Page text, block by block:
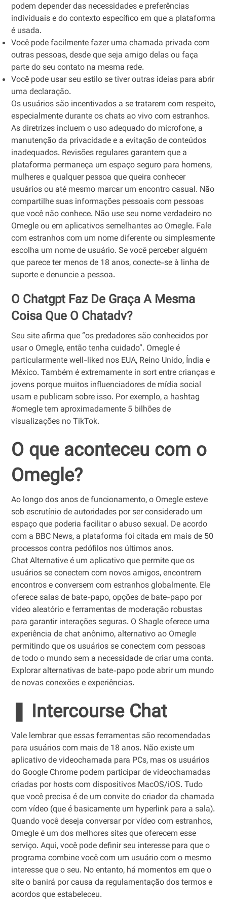
podem depender das necessidades e preferências
individuais e do contexto específico em que a plataforma
é usada.
Você pode facilmente fazer uma chamada privada com
outras pessoas, desde que seja amigo delas ou faça
parte do seu contato na mesma rede.
Você pode usar seu estilo se tiver outras ideias para abrir
uma declaração.
Os usuários são incentivados a se tratarem com respeito,
especialmente durante os chats ao vivo com estranhos.
As diretrizes incluem o uso adequado do microfone, a
manutenção da privacidade e a evitação de conteúdos
inadequados. Revisões regulares garantem que a
plataforma permaneça um espaço seguro para homens,
mulheres e qualquer pessoa que queira conhecer
usuários ou até mesmo marcar um encontro casual. Não
compartilhe suas informações pessoais com pessoas
que você não conhece. Não use seu nome verdadeiro no
Omegle ou em aplicativos semelhantes ao Omegle. Fale
com estranhos com um nome diferente ou simplesmente
escolha um nome de usuário. Se você perceber alguém
que parece ter menos de 18 anos, conecte-se à linha de
suporte e denuncie a pessoa.
O Chatgpt Faz De Graça A Mesma
Coisa Que O Chatadv?
Seu site afirma que “os predadores são conhecidos por
usar o Omegle, então tenha cuidado”. Omegle é
particularmente well-liked nos EUA, Reino Unido, Índia e
México. Também é extremamente in sort entre crianças e
jovens porque muitos influenciadores de mídia social
usam e publicam sobre isso. Por exemplo, a hashtag
#omegle tem aproximadamente 5 bilhões de
visualizações no TikTok.
O que aconteceu com o
Omegle?
Ao longo dos anos de funcionamento, o Omegle esteve
sob escrutínio de autoridades por ser considerado um
espaço que poderia facilitar o abuso sexual. De acordo
com a BBC News, a plataforma foi citada em mais de 50
processos contra pedófilos nos últimos anos.
Chat Alternative é um aplicativo que permite que os
usuários se conectem com novos amigos, encontrem
encontros e conversem com estranhos globalmente. Ele
oferece salas de bate-papo, opções de bate-papo por
vídeo aleatório e ferramentas de moderação robustas
para garantir interações seguras. O Shagle oferece uma
experiência de chat anônimo, alternativo ao Omegle
permitindo que os usuários se conectem com pessoas
de todo o mundo sem a necessidade de criar uma conta.
Explorar alternativas de bate-papo pode abrir um mundo
de novas conexões e experiências.
❚ Intercourse Chat
Vale lembrar que essas ferramentas são recomendadas
para usuários com mais de 18 anos. Não existe um
aplicativo de videochamada para PCs, mas os usuários
do Google Chrome podem participar de videochamadas
criadas por hosts com dispositivos MacOS/iOS. Tudo
que você precisa é de um convite do criador da chamada
com vídeo (que é basicamente um hyperlink para a sala).
Quando você deseja conversar por vídeo com estranhos,
Omegle é um dos melhores sites que oferecem esse
serviço. Aqui, você pode definir seu interesse para que o
programa combine você com um usuário com o mesmo
interesse que o seu. No entanto, há momentos em que o
site o banirá por causa da regulamentação dos termos e
acordos que estabeleceu.